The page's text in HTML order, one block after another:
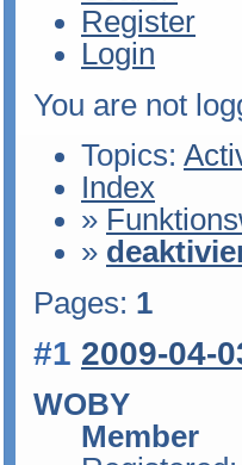
Register
Login
You are not
Topics:
Index
»
»
Pages: 1
#1 2009-04-
WOBY
Member